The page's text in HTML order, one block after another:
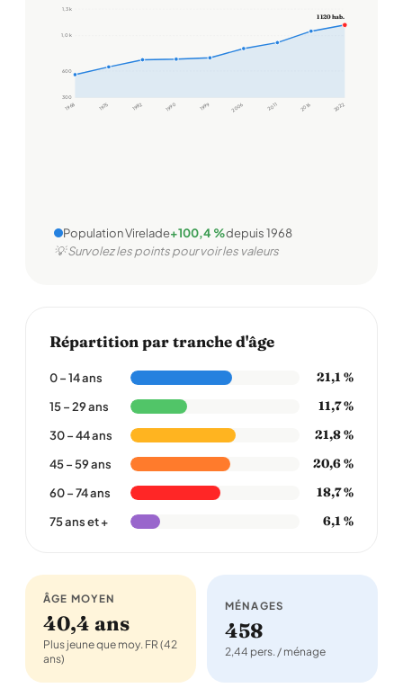
300
600
1,0 k
1,3 k
1968 1975 1982 1990 1999 2006 2011 2016 2022
1 120 hab.
Population Virelade+100,4 %depuis 1968
💡 Survolez les points pour voir les valeurs
Répartition par tranche d'âge
0 – 14 ans 21,1 %
15 – 29 ans 11,7 %
30 – 44 ans 21,8 %
45 – 59 ans 20,6 %
60 – 74 ans 18,7 %
75 ans et + 6,1 %
ÂGE MOYEN
40,4 ans
Plus jeune que moy. FR (42
ans)
MÉNAGES
458
2,44 pers. / ménage